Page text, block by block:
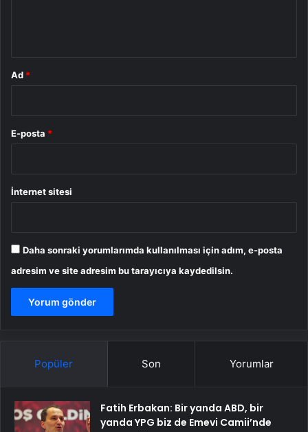
Ad *
E-posta *
İnternet sitesi
Daha sonraki yorumlarımda kullanılması için adım, e-posta
adresim ve site adresim bu tarayıcıya kaydedilsin.
Popüler Son Yorumlar
Fatih Erbakan: Bir yanda ABD, bir
yanda YPG biz de Emevi Camii’nde